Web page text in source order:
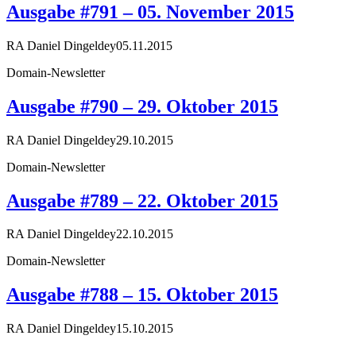
Ausgabe #791 – 05. November 2015
RA Daniel Dingeldey05.11.2015
Domain-Newsletter
Ausgabe #790 – 29. Oktober 2015
RA Daniel Dingeldey29.10.2015
Domain-Newsletter
Ausgabe #789 – 22. Oktober 2015
RA Daniel Dingeldey22.10.2015
Domain-Newsletter
Ausgabe #788 – 15. Oktober 2015
RA Daniel Dingeldey15.10.2015